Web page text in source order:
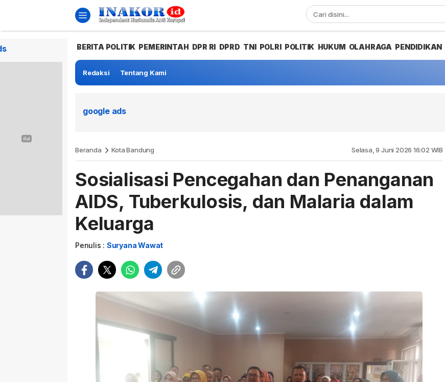
BERITA POLITIK PEMERINTAH DPR RI DPRD TNI POLRI POLITIK HUKUM OLAHRAGA PENDIDIKAN
Redaksi Tentang Kami
google ads
Beranda Kota Bandung Selasa, 9 Juni 2026 16:02 WIB
Sosialisasi Pencegahan dan Penanganan
AIDS, Tuberkulosis, dan Malaria dalam
Keluarga
Penulis : Suryana Wawat